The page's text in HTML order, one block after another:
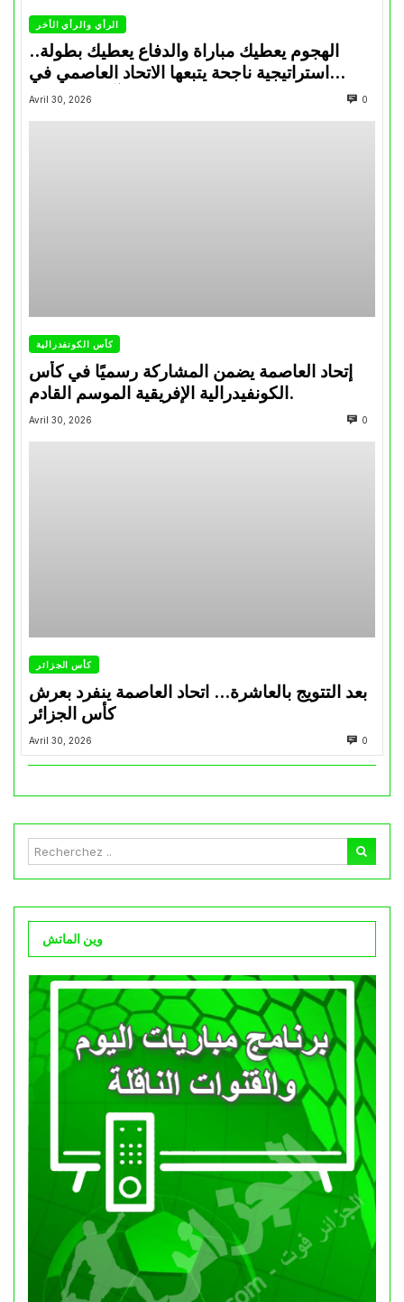
الرأي والرأي الأخر
الهجوم يعطيك مباراة والدفاع يعطيك بطولة..
استراتيجية ناجحة يتبعها الاتحاد العاصمي في
تتويجاته آخر السنوات
Avril 30, 2026 0
كأس الكونفدرالية
إتحاد العاصمة يضمن المشاركة رسميًا في كأس
الكونفيدرالية الإفريقية الموسم القادم.
Avril 30, 2026 0
كأس الجزائر
بعد التتويج بالعاشرة… اتحاد العاصمة ينفرد بعرش
كأس الجزائر
Avril 30, 2026 0
وين الماتش